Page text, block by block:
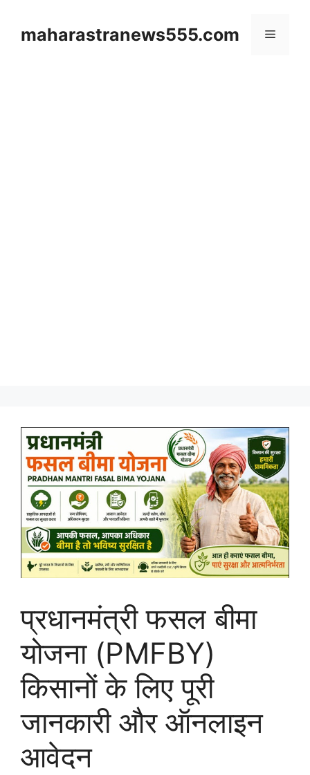
contentmaharastranews555.com Menu
प्रधानमंत्री फसल बीमा
योजना (PMFBY)
किसानों के लिए पूरी
जानकारी और ऑनलाइन
आवेदन